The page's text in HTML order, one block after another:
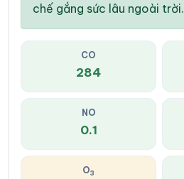
chế gắng sức lâu ngoài trời.
CO
284
NO
0.1
O3